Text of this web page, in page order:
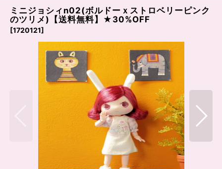
ミニジョシィn02(ボルドーｘストロベリーピンク
のツリメ)【送料無料】★30%OFF
[1720121]